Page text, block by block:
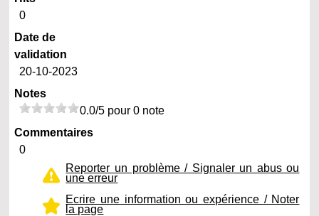
0
Date de
validation
20-10-2023
Notes
0.0/5 pour 0 note
Commentaires
0
Reporter un problème / Signaler un abus ou
une erreur
Ecrire une information ou expérience / Noter
la page